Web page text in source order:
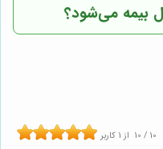
بیمه می‌شود؟
10 / 10 از 1 کاربر